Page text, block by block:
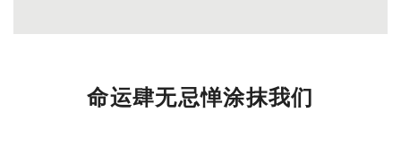
命运肆无忌惮涂抹我们